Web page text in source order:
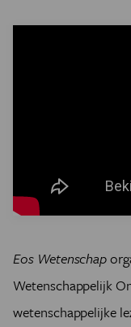
Eos Wetenschap
Wetenschappelijk
wetenschappelijke